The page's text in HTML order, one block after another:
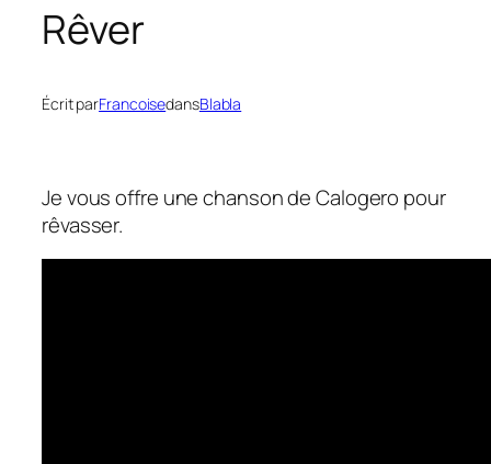
Rêver
Écrit parFrancoisedansBlabla
Je vous offre une chanson de Calogero pour
rêvasser.